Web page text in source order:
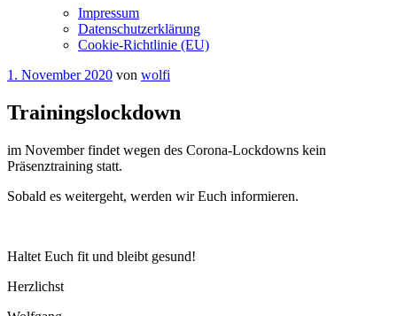
Impressum
Datenschutzerklärung
Cookie-Richtlinie (EU)
Veröffentlicht
1. November 2020 von wolfi
Trainingslockdown
im November findet wegen des Corona-Lockdowns kein
Präsenztraining statt.
Sobald es weitergeht, werden wir Euch informieren.
Haltet Euch fit und bleibt gesund!
Herzlichst